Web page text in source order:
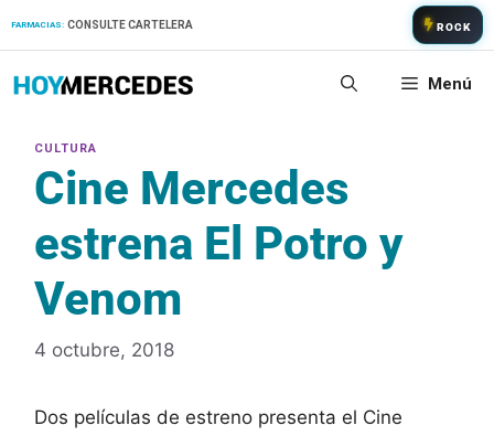
FARMACIAS: CONSULTE CARTELERA ROCK
Menú
Cine Mercedes
estrena El Potro y
Venom
4 octubre, 2018
Dos películas de estreno presenta el Cine